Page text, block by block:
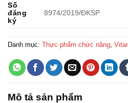
Số
đăng
ký
8974/2019/ĐKSP
Danh mục: Thực phẩm chức năng
Mô tả sản phẩm